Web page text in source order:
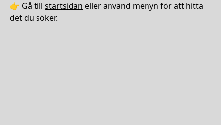
👉 Gå till startsidan eller använd menyn för att hitta
det du söker.